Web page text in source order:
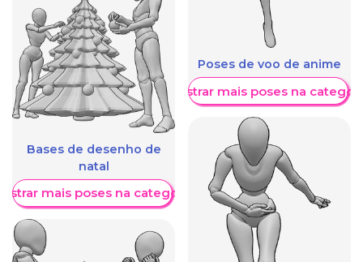
Bases de desenho de
natal
mais poses na categoria
Poses de voo de anime
Mostrar mais poses na